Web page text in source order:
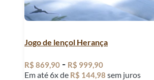
Jogo de lençol Herança
R$ 869,90 - R$ 999,90
Em até 6x de R$ 144,98 sem juros